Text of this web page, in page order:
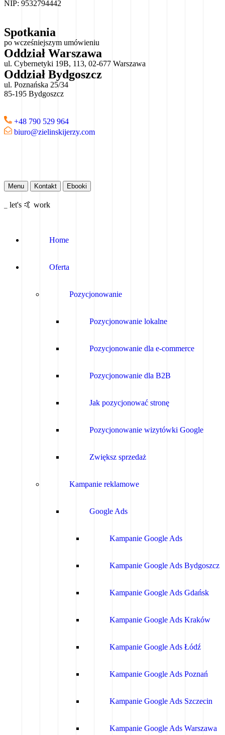
NIP: 9532794442
Spotkania
po wcześniejszym umówieniu
Oddział Warszawa
ul. Cybernetyki 19B, 113, 02-677 Warszawa
Oddział Bydgoszcz
ul. Poznańska 25/34
85-195 Bydgoszcz
+48 790 529 964
biuro@zielinskijerzy.com
Menu Kontakt Ebooki
let's 🤙 work
Home
Oferta
Pozycjonowanie
Pozycjonowanie lokalne
Pozycjonowanie dla e-commerce
Pozycjonowanie dla B2B
Jak pozycjonować stronę
Pozycjonowanie wizytówki Google
Zwiększ sprzedaż
Kampanie reklamowe
Google Ads
Kampanie Google Ads
Kampanie Google Ads Bydgoszcz
Kampanie Google Ads Gdańsk
Kampanie Google Ads Kraków
Kampanie Google Ads Łódź
Kampanie Google Ads Poznań
Kampanie Google Ads Szczecin
Kampanie Google Ads Warszawa